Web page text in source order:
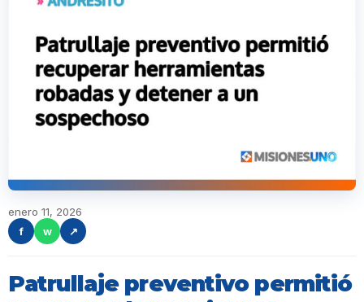
enero 11, 2026
f
w ↗
Patrullaje preventivo permitió